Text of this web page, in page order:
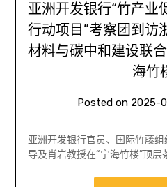
亚洲开发银行“竹产业
行动项目”考察团到访
材料与碳中和建设联
海竹
Posted on 2025-
亚洲开发银行官员、国际竹藤
导及肖岩教授在“宁海竹楼”顶